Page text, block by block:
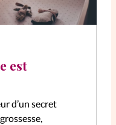
est
d’un secret